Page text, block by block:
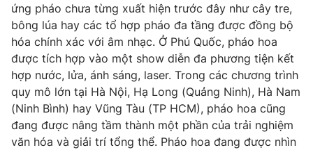
ứng pháo chưa từng xuất hiện trước đây như cây tre,
bông lúa hay các tổ hợp pháo đa tầng được đồng bộ
hóa chính xác với âm nhạc. Ở Phú Quốc, pháo hoa
được tích hợp vào một show diễn đa phương tiện kết
hợp nước, lửa, ánh sáng, laser. Trong các chương trình
quy mô lớn tại Hà Nội, Hạ Long (Quảng Ninh), Hà Nam
(Ninh Bình) hay Vũng Tàu (TP HCM), pháo hoa cũng
đang được nâng tầm thành một phần của trải nghiệm
văn hóa và giải trí tổng thể. Pháo hoa đang được nhìn